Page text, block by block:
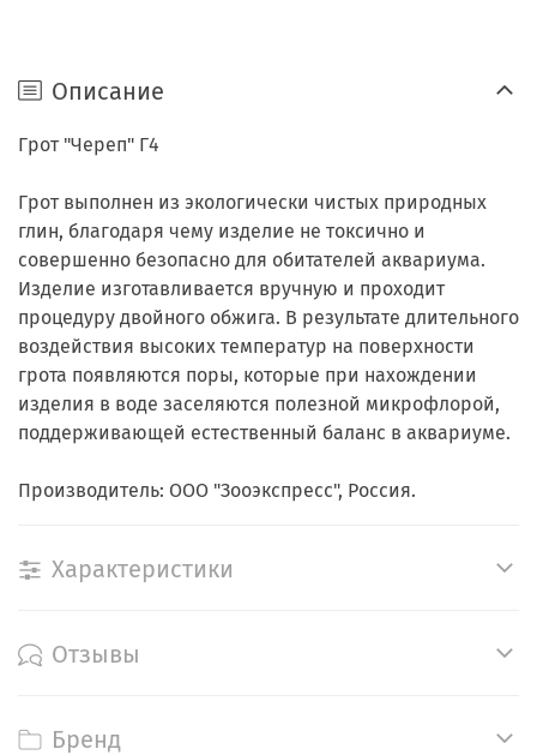
Описание
Грот "Череп" Г4
Грот выполнен из экологически чистых природных
глин, благодаря чему изделие не токсично и
совершенно безопасно для обитателей аквариума.
Изделие изготавливается вручную и проходит
процедуру двойного обжига. В результате длительного
воздействия высоких температур на поверхности
грота появляются поры, которые при нахождении
изделия в воде заселяются полезной микрофлорой,
поддерживающей естественный баланс в аквариуме.
Производитель: ООО "Зооэкспресс", Россия.
Характеристики
Отзывы
Бренд